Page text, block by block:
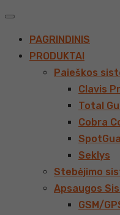
PAGRINDINIS
PRODUKTAI
Paieškos
Clavis
Total
Cobra
Seklys
Stebėjimo
Apsaugos
GSM/